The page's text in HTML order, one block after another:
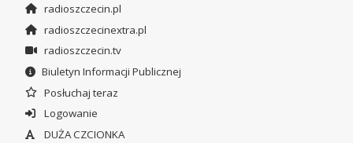
radioszczecin.pl
radioszczecinextra.pl
radioszczecin.tv
Biuletyn Informacji Publicznej
Posłuchaj teraz
Logowanie
DUŻA CZCIONKA